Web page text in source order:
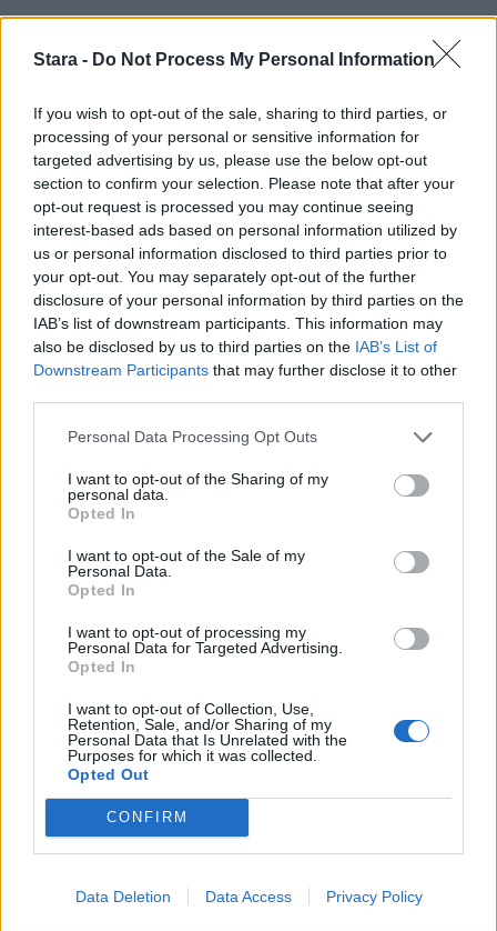
Stara - Do Not Process My Personal Information
If you wish to opt-out of the sale, sharing to third parties, or
processing of your personal or sensitive information for
targeted advertising by us, please use the below opt-out
section to confirm your selection. Please note that after your
opt-out request is processed you may continue seeing
interest-based ads based on personal information utilized by
us or personal information disclosed to third parties prior to
your opt-out. You may separately opt-out of the further
disclosure of your personal information by third parties on the
IAB’s list of downstream participants. This information may
also be disclosed by us to third parties on the IAB’s List of
Downstream Participants that may further disclose it to other
Personal Data Processing Opt Outs
I want to opt-out of the Sharing of my
personal data.
Opted In
I want to opt-out of the Sale of my
Personal Data.
Opted In
I want to opt-out of processing my
Personal Data for Targeted Advertising.
Opted In
I want to opt-out of Collection, Use,
Retention, Sale, and/or Sharing of my
Personal Data that Is Unrelated with the
Purposes for which it was collected.
Opted Out
CONFIRM
Data Deletion Data Access Privacy Policy
Staran luetuimmat
1